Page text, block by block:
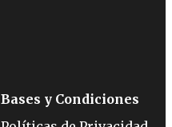
Bases y Condiciones